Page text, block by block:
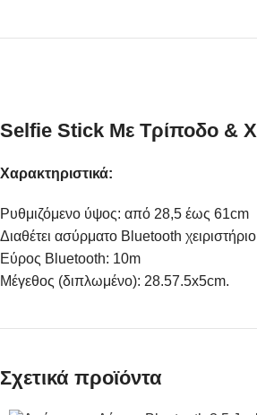
Selfie Stick Με Τρίποδο &
Χαρακτηριστικά:
Ρυθμιζόμενο ύψος: από 28,5 έως 61cm
Διαθέτει ασύρματο Bluetooth χειριστήριο
Εύρος Bluetooth: 10m
Μέγεθος (διπλωμένο): 28.57.5x5cm.
Σχετικά προϊόντα